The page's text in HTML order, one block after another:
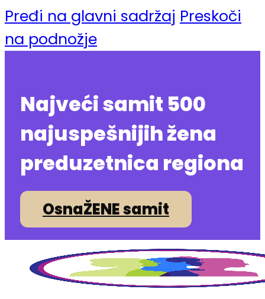
Pređi na glavni sadržaj Preskoči
na podnožje
Najveći samit 500
najuspešnijih žena
preduzetnica regiona
OsnaŽENE samit